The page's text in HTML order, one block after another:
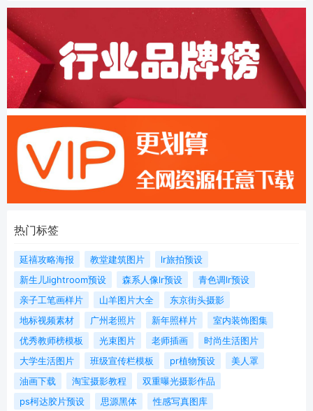
热门标签
延禧攻略海报 教堂建筑图片
lr旅拍预设
新生儿lightroom预设
森系人像lr预设
青色调lr预设
亲子工笔画样片
山羊图片大全
东京街头摄影
地标视频素材
广州老照片 新年照样片
室内装饰图集
优秀教师榜模板
光束图片 老师插画
时尚生活图片
大学生活图片
班级宣传栏模板 pr植物预设
美人罩
油画下载
淘宝摄影教程
双重曝光摄影作品
ps柯达胶片预设
思源黑体
性感写真图库